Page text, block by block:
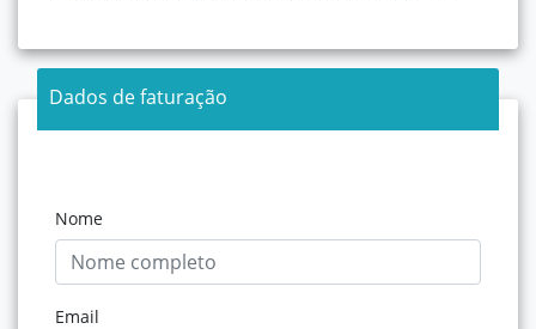
Dados de faturação
Nome
Email